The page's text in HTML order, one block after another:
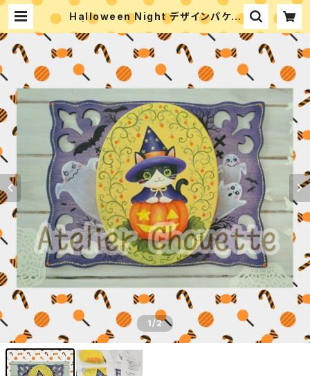
Halloween Night デザインパケッ
ト | アトリエシュエット 富永ゆかりの
ペイントショップ
1/2